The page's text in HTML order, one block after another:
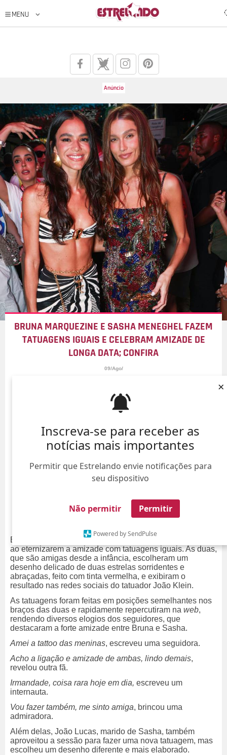
Inscreva-se para receber as
notícias mais importantes
Permitir que Estrelando envie notificações para
seu dispositivo
Não permitir Permitir
Powered by SendPulse
×
BRUNA MARQUEZINE E SASHA MENEGHEL FAZEM
TATUAGENS IGUAIS E CELEBRAM AMIZADE DE
LONGA DATA; CONFIRA
09/Ago/
Bruna Marquezine e Sasha Meneghel encantaram os fãs
ao eternizarem a amizade com tatuagens iguais. As duas,
que são amigas desde a infância, escolheram um
desenho delicado de duas estrelas sorridentes e
abraçadas, feito com tinta vermelha, e exibiram o
resultado nas redes sociais do tatuador João Klein.
As tatuagens foram feitas em posições semelhantes nos
braços das duas e rapidamente repercutiram na web,
rendendo diversos elogios dos seguidores, que
destacaram a forte amizade entre Bruna e Sasha.
Amei a tattoo das meninas, escreveu uma seguidora.
Acho a ligação e amizade de ambas, lindo demais,
revelou outra fã.
Irmandade, coisa rara hoje em dia, escreveu um
internauta.
Vou fazer também, me sinto amiga, brincou uma
admiradora.
Além delas, João Lucas, marido de Sasha, também
aproveitou a sessão para fazer uma nova tatuagem, mas
escolheu um desenho diferente e mais elaborado.